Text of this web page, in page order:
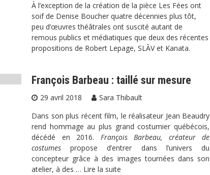
À l’exception de la création de la pièce Les Fées ont
soif de Denise Boucher quatre décennies plus tôt,
peu d’œuvres théâtrales ont suscité autant de
remous publics et médiatiques que deux des récentes
propositions de Robert Lepage, SLĀV et Kanata.
François Barbeau : taillé sur mesure
29 avril 2018
Sara Thibault
Dans son plus récent film, le réalisateur Jean Beaudry
rend hommage au plus grand costumier québécois,
décédé en 2016. François Barbeau, créateur de
costumes propose d’entrer dans l’univers du
concepteur grâce à des images tournées dans son
atelier, à des … Lire la suite